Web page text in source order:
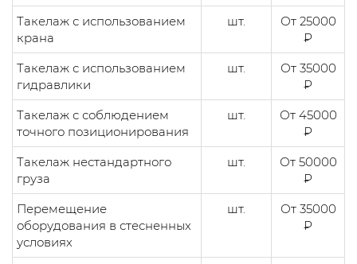
Такелаж с использованием
крана
шт.
От 25000
₽
Такелаж с использованием
гидравлики
шт.
От 35000
₽
Такелаж с соблюдением
точного позиционирования
шт.
От 45000
₽
Такелаж нестандартного
груза
шт.
От 50000
₽
Перемещение
оборудования в стесненных
условиях
шт.
От 35000
₽